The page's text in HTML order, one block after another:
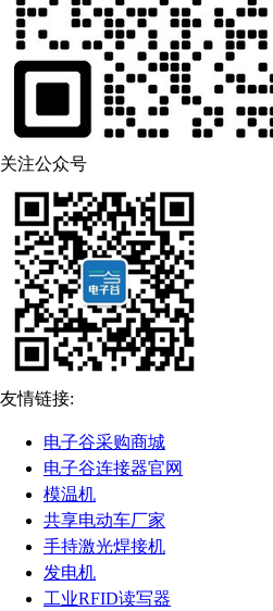
关注公众号
友情链接:
电子谷采购商城
电子谷连接器官网
模温机
共享电动车厂家
手持激光焊接机
发电机
工业RFID读写器